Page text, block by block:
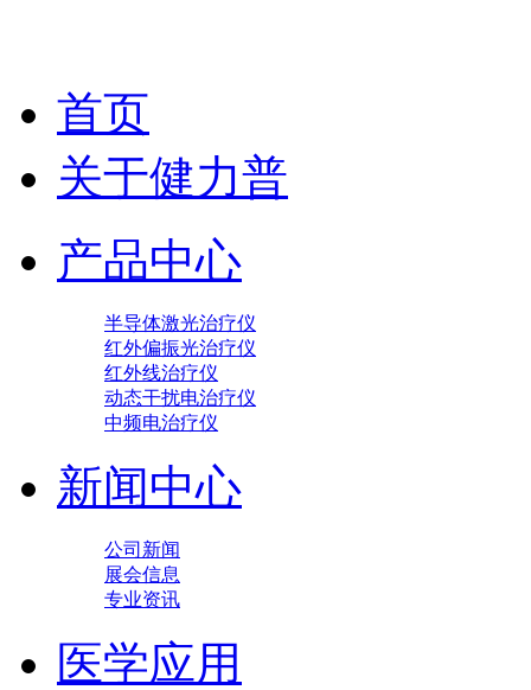
首页
关于健力普
产品中心
半导体激光治疗仪
红外偏振光治疗仪
红外线治疗仪
动态干扰电治疗仪
中频电治疗仪
新闻中心
公司新闻
展会信息
专业资讯
医学应用